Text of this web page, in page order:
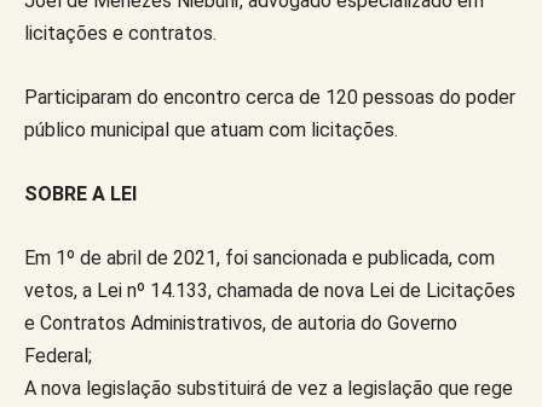
licitações e contratos.
Participaram do encontro cerca de 120 pessoas do poder
público municipal que atuam com licitações.
SOBRE A LEI
Em 1º de abril de 2021, foi sancionada e publicada, com
vetos, a Lei nº 14.133, chamada de nova Lei de Licitações
e Contratos Administrativos, de autoria do Governo
Federal;
A nova legislação substituirá de vez a legislação que rege